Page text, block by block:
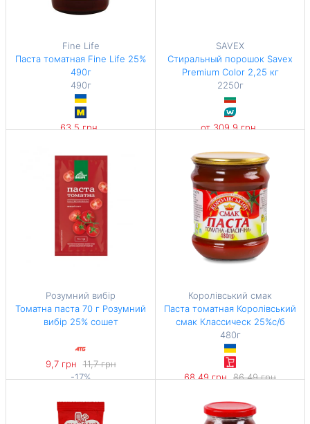
Fine Life
Паста томатная Fine Life 25%
490г
490г
63,5 грн
SAVEX
Стиральный порошок Savex
Premium Color 2,25 кг
2250г
от 309,9 грн
Розумний вибір
Томатна паста 70 г Розумний
вибір 25% сошет
9,7 грн 11,7 грн
-17%
Королівський смак
Паста томатная Королівський
смак Классическ 25%с/б
480г
68,49 грн 86,49 грн
142,69 грн / 1 кг